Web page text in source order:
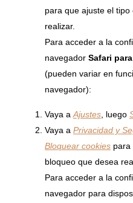
para que ajuste el
realizar.
Para acceder a la
navegador Safari
(pueden variar en
navegador):
Vaya a Ajustes , luego
Vaya a Privacidad y
Bloquear cookies para
bloqueo que desea
Para acceder a la
navegador para